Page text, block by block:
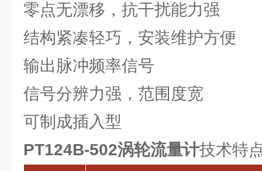
零点无漂移，抗干扰能力强
结构紧凑轻巧，安装维护方便
输出脉冲频率信号
信号分辨力强，范围度宽
可制成插入型
PT124B-502涡轮流量计技术特